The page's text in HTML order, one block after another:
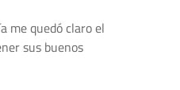
me quedó claro el
sus buenos